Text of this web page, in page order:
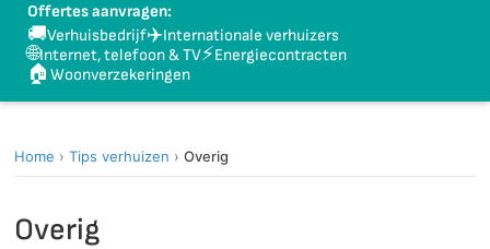
Offertes aanvragen:
🚚Verhuisbedrijf✈️Internationale verhuizers
🌐Internet, telefoon & TV⚡Energiecontracten
🏠 Woonverzekeringen
Home › Tips verhuizen › Overig
Overig